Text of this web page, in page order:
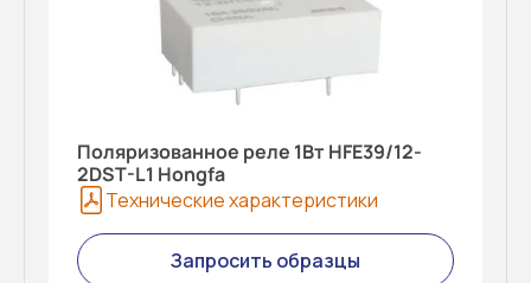
Поляризованное реле 1Вт HFE39/12-
2DST-L1 Hongfa
Технические характеристики
Запросить образцы